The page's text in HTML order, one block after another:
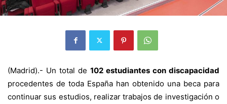
(Madrid).- Un total de 102 estudiantes con discapacidad
procedentes de toda España han obtenido una beca para
continuar sus estudios, realizar trabajos de investigación o